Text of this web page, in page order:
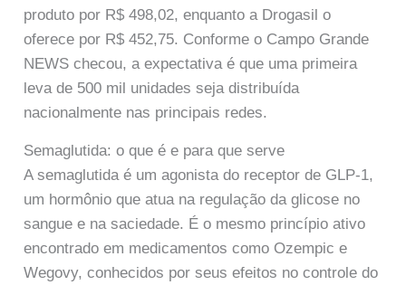
produto por R$ 498,02, enquanto a Drogasil o
oferece por R$ 452,75. Conforme o Campo Grande
NEWS checou, a expectativa é que uma primeira
leva de 500 mil unidades seja distribuída
nacionalmente nas principais redes.
Semaglutida: o que é e para que serve
A semaglutida é um agonista do receptor de GLP-1,
um hormônio que atua na regulação da glicose no
sangue e na saciedade. É o mesmo princípio ativo
encontrado em medicamentos como Ozempic e
Wegovy, conhecidos por seus efeitos no controle do